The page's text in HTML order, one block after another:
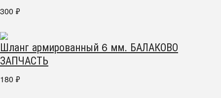
300 ₽
Шланг армированный 6 мм. БАЛАКОВО
ЗАПЧАСТЬ
180 ₽